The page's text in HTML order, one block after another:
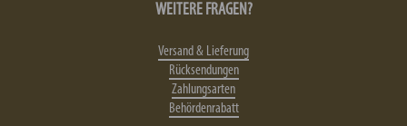
WEITERE FRAGEN?
Versand & Lieferung
Rücksendungen
Zahlungsarten
Behördenrabatt